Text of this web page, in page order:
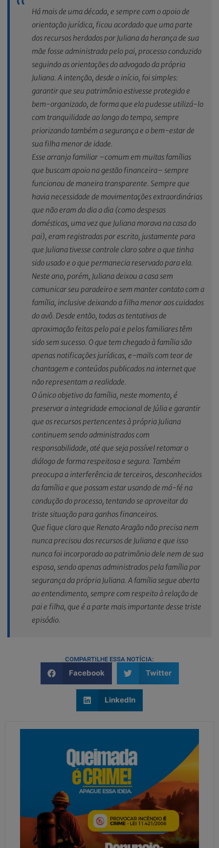
Há mais de uma década, e sempre com o apoio de
orientação jurídica, ficou acordado que uma parte
dos recursos herdados por Juliana da herança de sua
mãe fosse administrada pelo pai, processo conduzido
seguindo as orientações do advogado da própria
Juliana. A intenção, desde o início, foi simples:
garantir que seu patrimônio estivesse protegido e
bem-organizado, de forma que ela pudesse utilizá-lo
com tranquilidade ao longo do tempo, sempre
priorizando também a segurança e o bem-estar de
sua filha menor de idade.
Esse arranjo familiar –comum em muitas famílias
que buscam apoio na gestão financeira– sempre
funcionou de maneira transparente. Sempre que
havia necessidade de movimentações extraordinárias
que não eram do dia a dia (como despesas
domésticas, uma vez que Juliana morava na casa do
pai), eram registradas por escrito, justamente para
que Juliana tivesse controle claro sobre o que tinha
sido usado e o que permanecia reservado para ela.
Neste ano, porém, Juliana deixou a casa sem
comunicar seu paradeiro e sem manter contato com a
família, inclusive deixando a filha menor aos cuidados
do avô. Desde então, todas as tentativas de
aproximação feitas pelo pai e pelos familiares têm
sido sem sucesso. O que tem chegado à família são
apenas notificações jurídicas, e-mails com teor de
chantagem e conteúdos publicados na internet que
não representam a realidade.
O único objetivo da família, neste momento, é
preservar a integridade emocional de Júlia e garantir
que os recursos pertencentes à própria Juliana
continuem sendo administrados com
responsabilidade, até que seja possível retomar o
diálogo de forma respeitosa e segura. Também
preocupa a interferência de terceiros, desconhecidos
da família e que possam estar usando de má-fé na
condução do processo, tentando se aproveitar da
triste situação para ganhos financeiros.
Que fique claro que Renato Aragão não precisa nem
nunca precisou dos recursos de Juliana e que isso
nunca foi incorporado ao patrimônio dele nem de sua
esposa, sendo apenas administrados pela família por
segurança da própria Juliana. A família segue aberta
ao entendimento, sempre com respeito à relação de
pai e filha, que é a parte mais importante desse triste
episódio.
COMPARTILHE ESSA NOTÍCIA:
Facebook Twitter
LinkedIn